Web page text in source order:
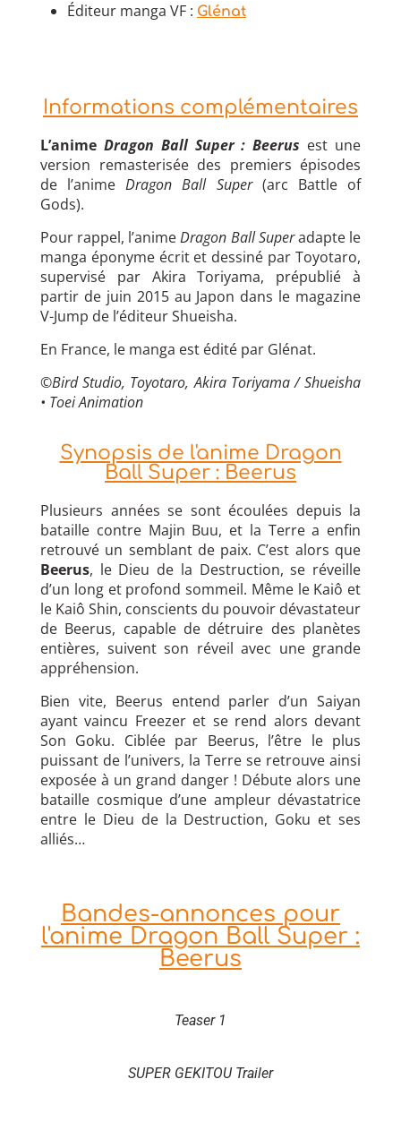
Éditeur manga VF : Glénat
Informations complémentaires
L’anime Dragon Ball Super : Beerus est une
version remasterisée des premiers épisodes
de l’animeDragon Ball Super(arc Battle of
Gods).
Pour rappel, l’animeDragon Ball Superadapte le
manga éponyme écrit et dessiné par Toyotaro,
supervisé par Akira Toriyama, prépublié à
partir de juin 2015 au Japon dans le magazine
V-Jump de l’éditeur Shueisha.
En France, le manga est édité par Glénat.
©Bird Studio, Toyotaro, Akira Toriyama / Shueisha
• Toei Animation
Synopsis de l'anime Dragon
Ball Super : Beerus
Plusieurs années se sont écoulées depuis la
bataille contre Majin Buu, et la Terre a enfin
retrouvé un semblant de paix. C’est alors que
Beerus, le Dieu de la Destruction, se réveille
d’un long et profond sommeil. Même le Kaiô et
le Kaiô Shin, conscients du pouvoir dévastateur
de Beerus, capable de détruire des planètes
entières, suivent son réveil avec une grande
appréhension.
Bien vite, Beerus entend parler d’un Saiyan
ayant vaincu Freezer et se rend alors devant
Son Goku. Ciblée par Beerus, l’être le plus
puissant de l’univers, la Terre se retrouve ainsi
exposée à un grand danger ! Débute alors une
bataille cosmique d’une ampleur dévastatrice
entre le Dieu de la Destruction, Goku et ses
alliés…
Bandes-annonces pour
l'anime Dragon Ball Super :
Beerus
Teaser 1
SUPER GEKITOU Trailer